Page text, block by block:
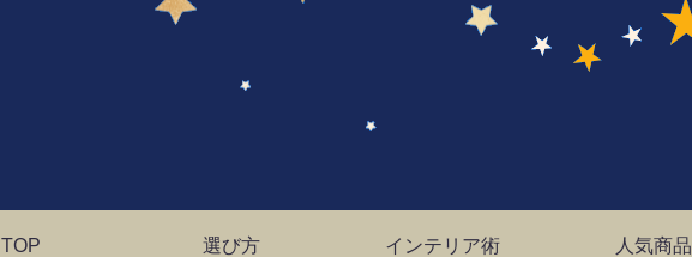
TOP 選び方 インテリア術 人気商品